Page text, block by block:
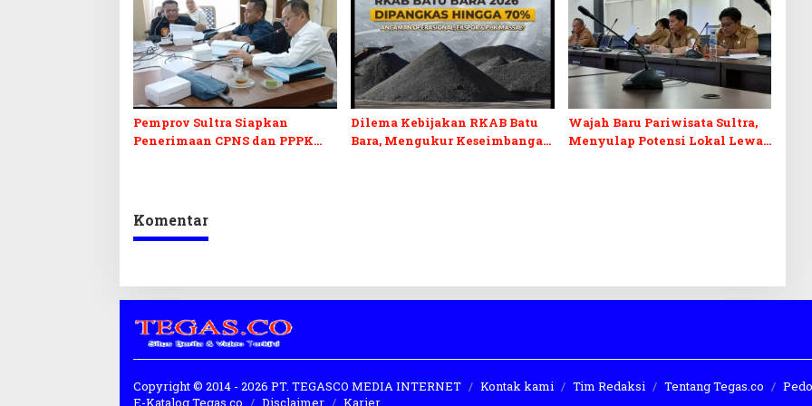
Pemprov Sultra Siapkan
Penerimaan CPNS dan PPPK
Dilema Kebijakan RKAB Batu
Bara, Mengukur Keseimbangan
Wajah Baru Pariwisata Sultra,
Menyulap Potensi Lokal Lewat
Komentar
Copyright © 2014 - 2026 PT. TEGASCO MEDIA INTERNET Kontak kami Tim Redaksi Tentang Tegas.co
E-Katalog Tegas.co
Disclaimer Karier